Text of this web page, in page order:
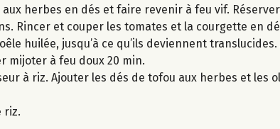
aux herbes en dés et faire revenir à feu vif.
Rincer et couper les tomates et la courgette en
huilée, jusqu’à ce qu’ils deviennent translucides.
mijoter à feu doux 20 min.
à riz. Ajouter les dés de tofou aux herbes et les
riz.